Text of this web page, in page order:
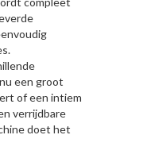
een groot
of een intiem
verrijdbare
doet het